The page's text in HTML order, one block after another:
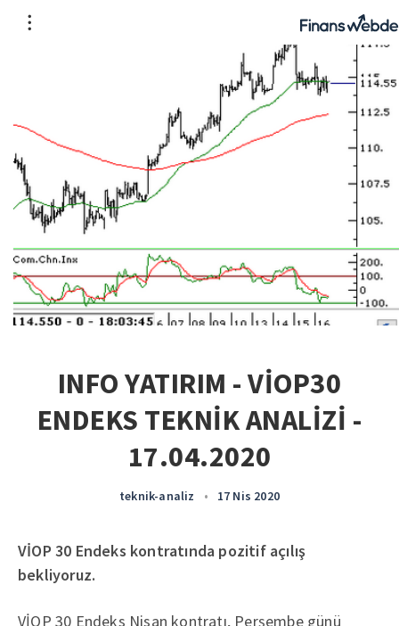
INFO YATIRIM - VİOP30
ENDEKS TEKNİK ANALİZİ -
17.04.2020
teknik-analiz • 17 Nis 2020
VİOP 30 Endeks kontratında pozitif açılış
bekliyoruz.
VİOP 30 Endeks Nisan kontratı, Perşembe günü